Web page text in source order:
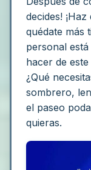
decides!
quédate más
personal
hacer de
¿Qué
sombrero,
el paseo
quieras.